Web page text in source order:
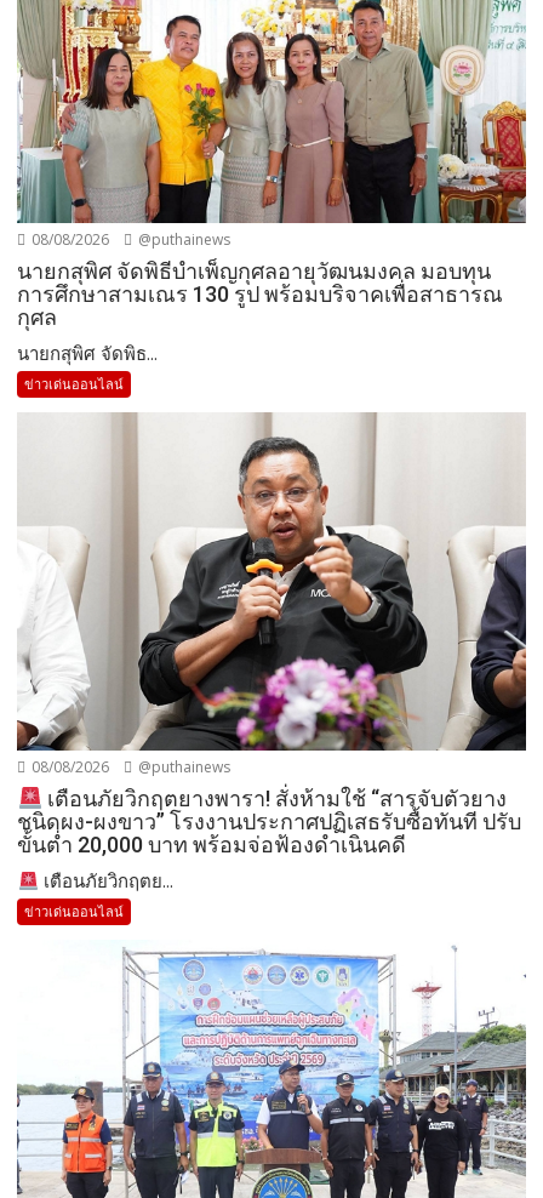
08/08/2026 @puthainews
นายกสุพิศ จัดพิธีบำเพ็ญกุศลอายุวัฒนมงคล มอบทุน
การศึกษาสามเณร 130 รูป พร้อมบริจาคเพื่อสาธารณ
กุศล
นายกสุพิศ จัดพิธ...
ข่าวเด่นออนไลน์
08/08/2026 @puthainews
เตือนภัยวิกฤตยางพารา! สั่งห้ามใช้ “สารจับตัวยาง
ชนิดผง-ผงขาว” โรงงานประกาศปฏิเสธรับซื้อทันที ปรับ
ขั้นต่ำ 20,000 บาท พร้อมจ่อฟ้องดำเนินคดี
เตือนภัยวิกฤตย...
ข่าวเด่นออนไลน์